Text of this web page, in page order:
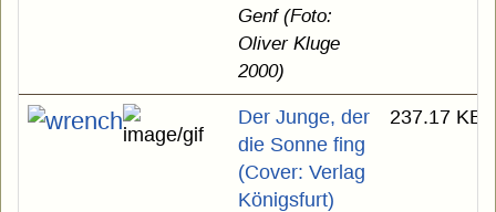
Genf (Foto:
Oliver Kluge
2000)
Der Junge, der
die Sonne fing
(Cover: Verlag
Königsfurt)
237.17 KB